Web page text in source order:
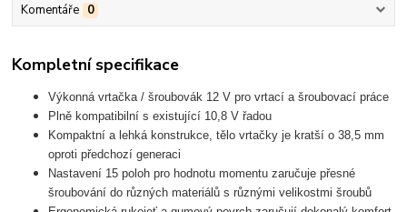
Komentáře 0
Kompletní specifikace
Výkonná vrtačka / šroubovák 12 V pro vrtací a šroubovací práce
Plně kompatibilní s existující 10,8 V řadou
Kompaktní a lehká konstrukce, tělo vrtačky je kratší o 38,5 mm
oproti předchozí generaci
Nastavení 15 poloh pro hodnotu momentu zaručuje přesné
šroubování do různých materiálů s různými velikostmi šroubů